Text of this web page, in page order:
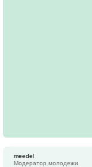
meedel
Модератор молодежи